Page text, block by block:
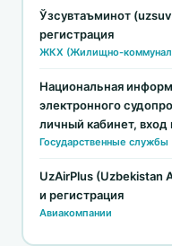
Ўзсувтаъминот
регистрация
ЖКХ (Жилищно-
Национальная
электронного
личный кабинет, вход
Государственные службы
UzAirPlus (Uzbekistan
и регистрация
Авиакомпании